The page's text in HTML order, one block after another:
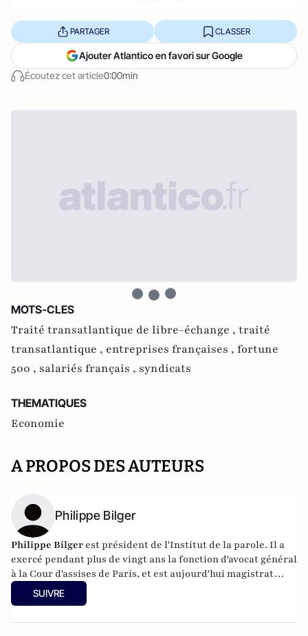
Écoutez cet article0:00min
PARTAGER CLASSER
Ajouter Atlantico en favori sur Google
MOTS-CLES
Traité transatlantique de libre-échange , traité
transatlantique , entreprises françaises , fortune
500 , salariés français , syndicats
THEMATIQUES
Economie
A PROPOS DES AUTEURS
Philippe Bilger
Philippe Bilger est président de l'Institut de la parole. Il a
exercé pendant plus de vingt ans la fonction d'avocat général
à la Cour d'assises de Paris, et est aujourd'hui magistrat
honoraire. Il a été amené à requérir dans des grandes
affaires qui ont défrayé la chronique judiciaire et politique
SUIVRE